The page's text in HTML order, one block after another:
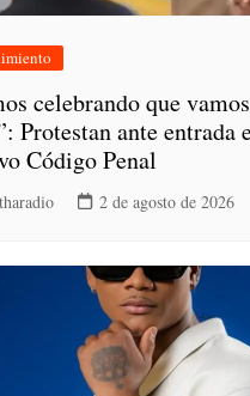
celebrando que
Protestan ante entrada
Código Penal
2 de agosto de 2026